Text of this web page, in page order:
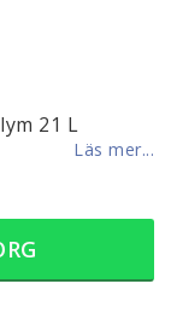
21 L
Läs mer...